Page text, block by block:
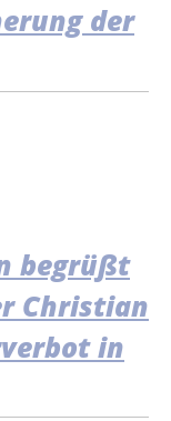
der
begrüßt
Christian
in